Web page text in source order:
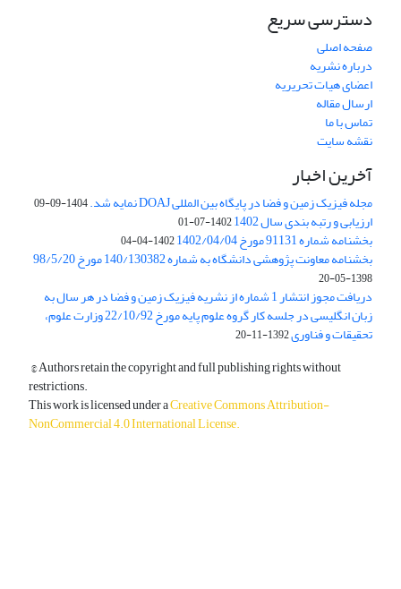
دسترسی سریع
صفحه اصلی
درباره نشریه
اعضای هیات تحریریه
ارسال مقاله
تماس با ما
نقشه سایت
آخرین اخبار
مجله فیزیک زمین و فضا در پایگاه بین المللی DOAJ نمایه شد. 1404-09-09
ارزیابی و رتبه بندی سال 1402 1402-07-01
بخشنامه شماره 91131 مورخ 1402/04/04 1402-04-04
بخشنامه معاونت پژوهشی دانشگاه به شماره 140/130382 مورخ 98/5/20
1398-05-20
دریافت مجوز انتشار 1 شماره از نشریه فیزیک زمین و فضا در هر سال به
زبان انگلیسی در جلسه کار گروه علوم پایه مورخ 22/10/92 وزارت علوم،
تحقیقات و فناوری1392-11-20
© Authors retain the copyright and full publishing rights without
restrictions.
This work is licensed under aCreative Commons Attribution-
NonCommercial 4.0 International License.